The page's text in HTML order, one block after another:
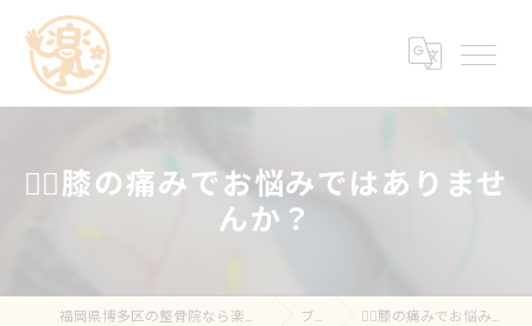
🏃‍♂️膝の痛みでお悩みではありませ
んか？
ブログ 🏃‍♂️膝の痛みでお悩みではありませんか？